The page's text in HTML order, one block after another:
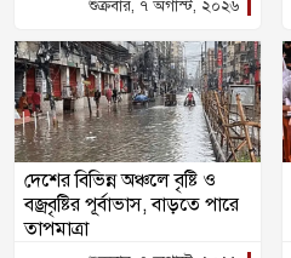
শুক্রবার, ৭ অগাস্ট, ২০২৬
দেশের বিভিন্ন অঞ্চলে বৃষ্টি ও
বজ্রবৃষ্টির পূর্বাভাস, বাড়তে পারে
তাপমাত্রা